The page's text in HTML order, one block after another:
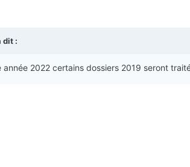
dit :
2022 certains dossiers 2019 seront